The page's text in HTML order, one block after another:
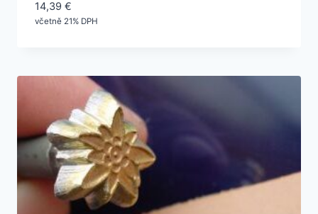
14,39 €
včetně 21% DPH